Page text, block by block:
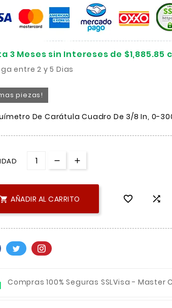
3 Meses sin Intereses de $1,885.85
entre 2 y 5 Dias
piezas!
De Carátula Cuadro De 3/8 In, 0-300
 AÑADIR AL CARRITO  
Compras 100% Seguras SSLVisa - Master